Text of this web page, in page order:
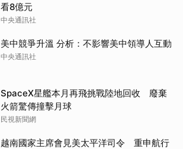
看8億元
中央通訊社
美中競爭升溫 分析：不影響美中領導人互動
中央通訊社
SpaceX星艦本月再飛挑戰陸地回收 廢棄
火箭驚傳撞擊月球
民視新聞網
越南國家主席會見美太平洋司令 重申航行